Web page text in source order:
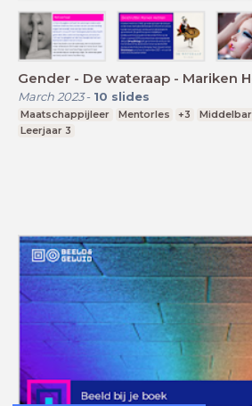
Gender - De wateraap - Mariken
March 2023- 10 slides
Maatschappijleer Mentorles +3
Leerjaar 3